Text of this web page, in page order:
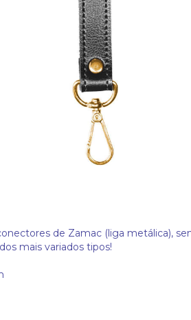
de Zamac (liga metálica),
mais variados tipos!